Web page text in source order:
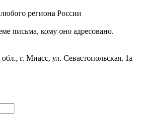
региона России
письма, кому оно адресовано.
г. Миасс, ул. Севастопольская, 1а